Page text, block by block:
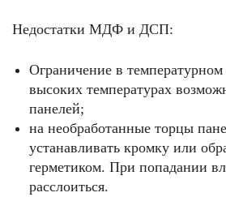
Недостатки МДФ и ДСП:
Ограничение в
высоких температурах
панелей;
на необработанные торцы
устанавливать кромку или
герметиком. При попадании
расслоиться.